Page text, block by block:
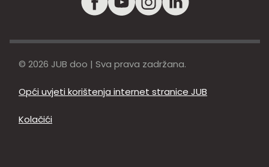
© 2026 JUB doo | Sva prava zadržana.
Opći uvjeti korištenja internet stranice JUB
Kolačići